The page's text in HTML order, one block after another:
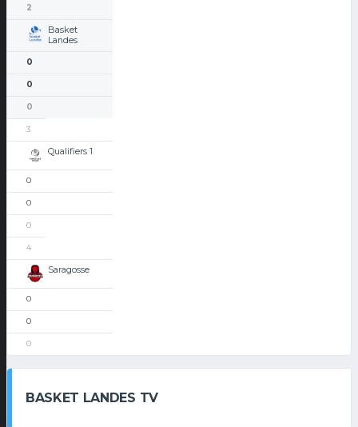
2
Basket
Landes
0
0
0
3
Qualifiers 1
0
0
0
4
Saragosse
0
0
0
BASKET LANDES TV